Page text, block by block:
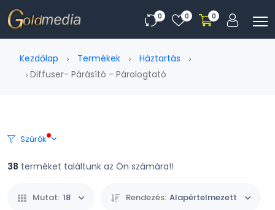
0 0 0
Kezdőlap Termékek
Háztartás
Diffuser- Párásító - Párologtató
Szűrők
38 terméket találtunk az Ön számára!!
Mutat: 18 Rendezés: Alapértelmezett